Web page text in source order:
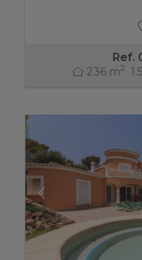
Ref.
236 m2